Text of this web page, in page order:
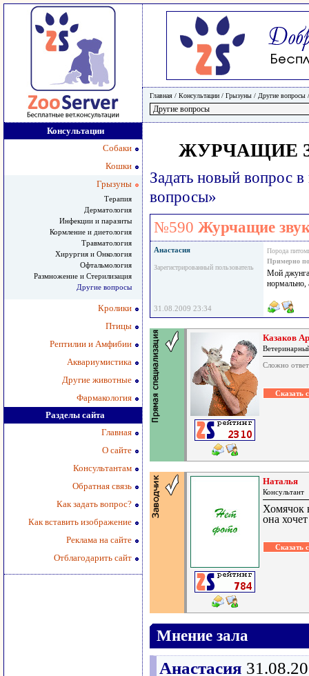
Главная / Консультации / Грызуны / Другие вопросы
Консультации
Собаки
Кошки
Грызуны
Терапия
Дерматология
Инфекции и паразиты
Кормление и диетология
Травматология
Хирургия и Онкология
Офтальмология
Размножение и Стерилизация
Другие вопросы
Кролики
Птицы
Рептилии и Амфибии
Аквариумистика
Другие животные
Фармакология
Разделы сайта
Главная
О сайте
Консультантам
Обратная связь
Как задать вопрос?
Как вставить изображение
Реклама на сайте
Отблагодарить сайт
ЖУРЧАЩИЕ
Задать новый вопрос
вопросы»
№590 Журчащие
Анастасия
Зарегистрированный пользователь
Порода
Примерно
Мой
нормально,
31.08.2009 23:34
Казаков
Сложно
Наталья
Консультант
Хомячок
она
Мнение зала
Анастасия